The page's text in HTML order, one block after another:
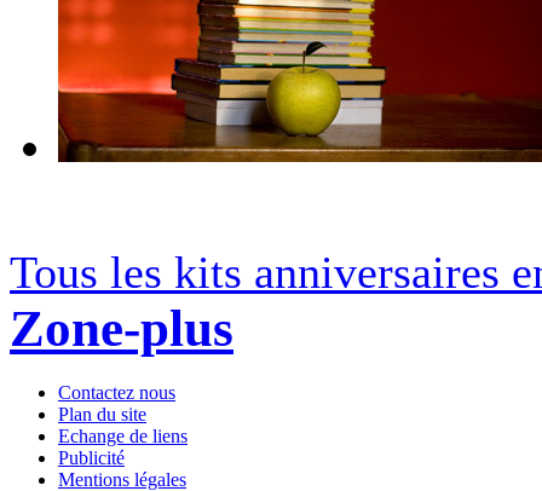
Tous les kits anniversaires
Zone-plus
Contactez nous
Plan du site
Echange de liens
Publicité
Mentions légales